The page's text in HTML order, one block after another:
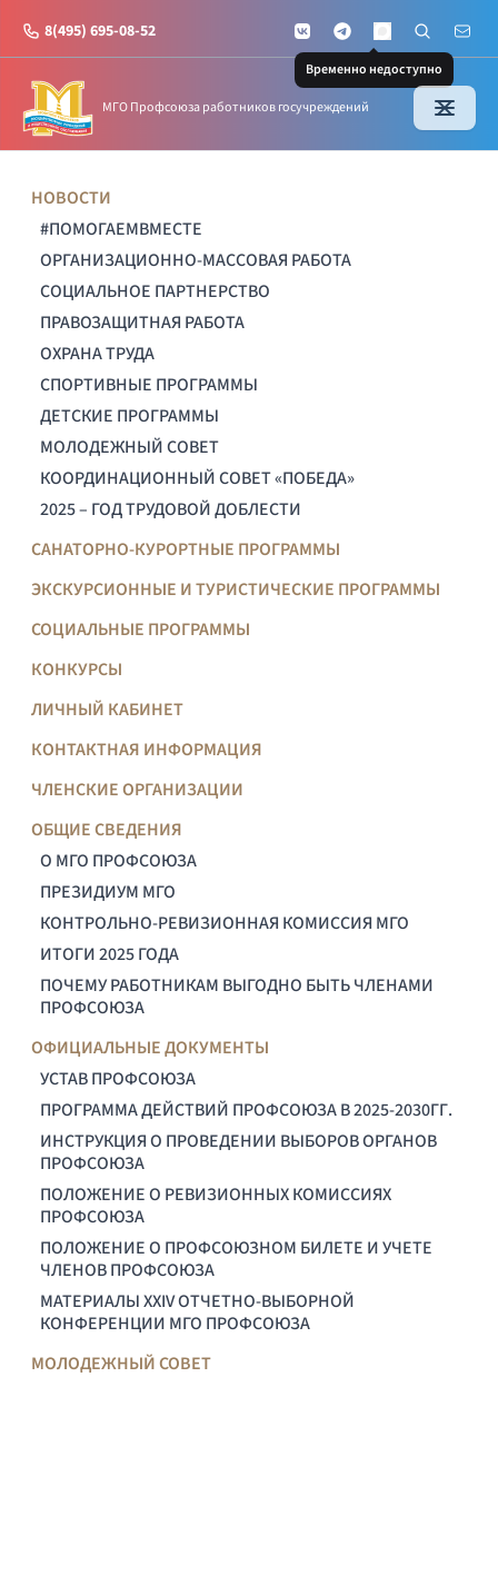
8(495) 695-08-52 VKontakteTelegramMAX
Временно недоступно
Поиск по
Почта
МГО Профсоюза работников госучреждений
НОВОСТИ
#ПОМОГАЕМВМЕСТЕ
ОРГАНИЗАЦИОННО-МАССОВАЯ РАБОТА
СОЦИАЛЬНОЕ ПАРТНЕРСТВО
ПРАВОЗАЩИТНАЯ РАБОТА
ОХРАНА ТРУДА
СПОРТИВНЫЕ ПРОГРАММЫ
ДЕТСКИЕ ПРОГРАММЫ
МОЛОДЕЖНЫЙ СОВЕТ
КООРДИНАЦИОННЫЙ СОВЕТ «ПОБЕДА»
2025 – ГОД ТРУДОВОЙ ДОБЛЕСТИ
САНАТОРНО-КУРОРТНЫЕ ПРОГРАММЫ
ЭКСКУРСИОННЫЕ И ТУРИСТИЧЕСКИЕ ПРОГРАММЫ
СОЦИАЛЬНЫЕ ПРОГРАММЫ
КОНКУРСЫ
ЛИЧНЫЙ КАБИНЕТ
КОНТАКТНАЯ ИНФОРМАЦИЯ
ЧЛЕНСКИЕ ОРГАНИЗАЦИИ
ОБЩИЕ СВЕДЕНИЯ
О МГО ПРОФСОЮЗА
ПРЕЗИДИУМ МГО
КОНТРОЛЬНО-РЕВИЗИОННАЯ КОМИССИЯ МГО
ИТОГИ 2025 ГОДА
ПОЧЕМУ РАБОТНИКАМ ВЫГОДНО БЫТЬ ЧЛЕНАМИ
ПРОФСОЮЗА
ОФИЦИАЛЬНЫЕ ДОКУМЕНТЫ
УСТАВ ПРОФСОЮЗА
ПРОГРАММА ДЕЙСТВИЙ ПРОФСОЮЗА В 2025-2030ГГ.
ИНСТРУКЦИЯ О ПРОВЕДЕНИИ ВЫБОРОВ ОРГАНОВ
ПРОФСОЮЗА
ПОЛОЖЕНИЕ О РЕВИЗИОННЫХ КОМИССИЯХ
ПРОФСОЮЗА
ПОЛОЖЕНИЕ О ПРОФСОЮЗНОМ БИЛЕТЕ И УЧЕТЕ
ЧЛЕНОВ ПРОФСОЮЗА
МАТЕРИАЛЫ XXIV ОТЧЕТНО-ВЫБОРНОЙ
КОНФЕРЕНЦИИ МГО ПРОФСОЮЗА
МОЛОДЕЖНЫЙ СОВЕТ